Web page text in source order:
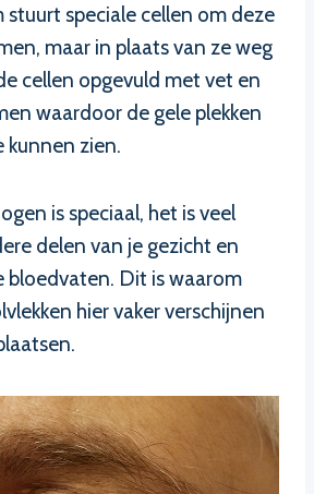
stuurt speciale cellen om deze
maar in plaats van ze weg
cellen opgevuld met vet en
waardoor de gele plekken
kunnen zien.
is speciaal, het is veel
delen van je gezicht en
bloedvaten. Dit is waarom
hier vaker verschijnen